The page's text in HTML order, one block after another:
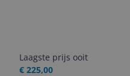
Laagste prijs ooit
€ 225,00